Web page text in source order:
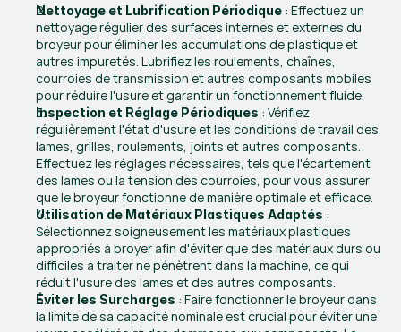
Nettoyage et Lubrification Périodique : Effectuez un
nettoyage régulier des surfaces internes et externes du
broyeur pour éliminer les accumulations de plastique et
autres impuretés. Lubrifiez les roulements, chaînes,
courroies de transmission et autres composants mobiles
pour réduire l'usure et garantir un fonctionnement fluide.
Inspection et Réglage Périodiques : Vérifiez
régulièrement l'état d'usure et les conditions de travail des
lames, grilles, roulements, joints et autres composants.
Effectuez les réglages nécessaires, tels que l'écartement
des lames ou la tension des courroies, pour vous assurer
que le broyeur fonctionne de manière optimale et efficace.
Utilisation de Matériaux Plastiques Adaptés :
Sélectionnez soigneusement les matériaux plastiques
appropriés à broyer afin d'éviter que des matériaux durs ou
difficiles à traiter ne pénètrent dans la machine, ce qui
réduit l'usure des lames et des autres composants.
Éviter les Surcharges : Faire fonctionner le broyeur dans
la limite de sa capacité nominale est crucial pour éviter une